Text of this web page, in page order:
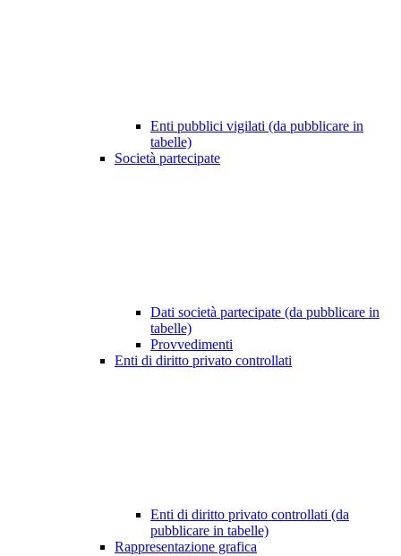
Enti pubblici vigilati (da pubblicare in
tabelle)
Società partecipate
Dati società partecipate (da pubblicare in
tabelle)
Provvedimenti
Enti di diritto privato controllati
Enti di diritto privato controllati (da
pubblicare in tabelle)
Rappresentazione grafica